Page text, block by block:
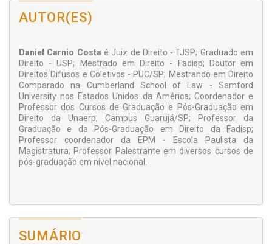
instrumento indispensável para o desenvolvimento de um
processo de resultados.
AUTOR(ES)
Daniel Carnio Costa é Juiz de Direito - TJSP; Graduado em
Direito - USP; Mestrado em Direito - Fadisp; Doutor em
Direitos Difusos e Coletivos - PUC/SP; Mestrando em Direito
Comparado na Cumberland School of Law - Samford
University nos Estados Unidos da América; Coordenador e
Professor dos Cursos de Graduação e Pós-Graduação em
Direito da Unaerp, Campus Guarujá/SP; Professor da
Graduação e da Pós-Graduação em Direito da Fadisp;
Professor coordenador da EPM - Escola Paulista da
Magistratura; Professor Palestrante em diversos cursos de
pós-graduação em nível nacional.
SUMÁRIO